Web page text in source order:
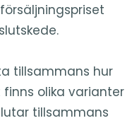
tillsammans hur
finns olika varianter
tillsammans